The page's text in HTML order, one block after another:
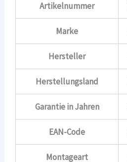
Artikelnummer
Marke
Hersteller
Herstellungsland
Garantie in Jahren
EAN-Code
Montageart